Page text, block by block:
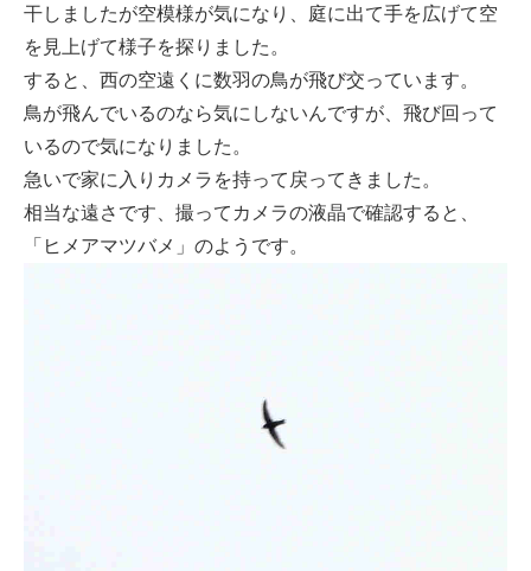
干しましたが空模様が気になり、庭に出て手を広げて空
を見上げて様子を探りました。
すると、西の空遠くに数羽の鳥が飛び交っています。
鳥が飛んでいるのなら気にしないんですが、飛び回って
いるので気になりました。
急いで家に入りカメラを持って戻ってきました。
相当な遠さです、撮ってカメラの液晶で確認すると、
「ヒメアマツバメ」のようです。